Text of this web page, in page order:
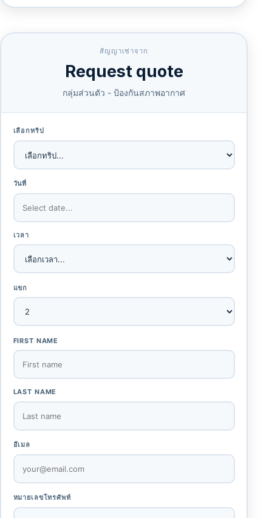
สัญญาเช่าจาก
Request quote
กลุ่มส่วนตัว - ป้องกันสภาพอากาศ
เลือกทริป
วันที่
เวลา
แขก
FIRST NAME
LAST NAME
อีเมล
หมายเลขโทรศัพท์